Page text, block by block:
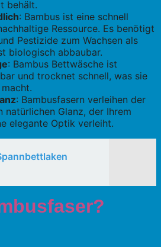
behält.
: Bambus ist eine schnell
Ressource. Es benötigt
Pestizide zum Wachsen als
biologisch abbaubar.
: Bambus Bettwäsche ist
und trocknet schnell, was sie
: Bambusfasern verleihen der
natürlichen Glanz, der Ihrem
elegante Optik verleiht.